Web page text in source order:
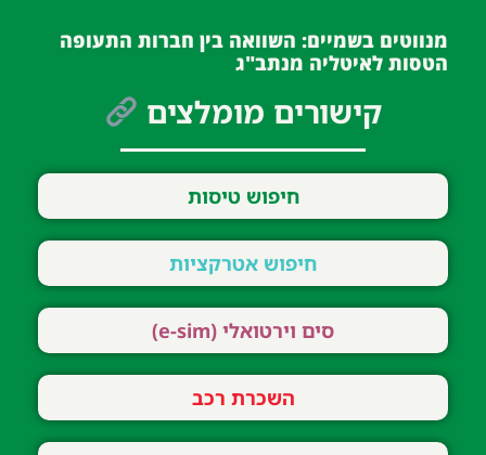
מנווטים בשמיים: השוואה בין חברות התעופה
הטסות לאיטליה מנתב"ג
קישורים מומלצים
חיפוש טיסות
חיפוש אטרקציות
סים וירטואלי (e-sim)
השכרת רכב